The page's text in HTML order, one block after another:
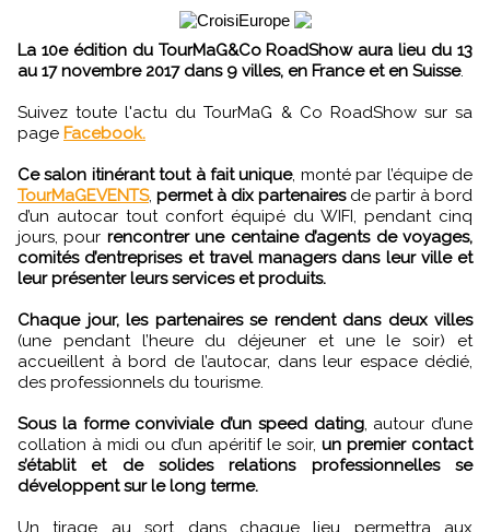
La 10e édition du TourMaG&Co RoadShow aura lieu du 13
au 17 novembre 2017 dans 9 villes, en France et en Suisse.
Suivez toute l'actu du TourMaG & Co RoadShow sur sa
page Facebook.
Ce salon itinérant tout à fait unique, monté par l’équipe de
TourMaGEVENTS, permet à dix partenairesde partir à bord
d’un autocar tout confort équipé du WIFI, pendant cinq
jours, pour rencontrer une centaine d’agents de voyages,
comités d’entreprises et travel managers dans leur ville et
leur présenter leurs services et produits.
Chaque jour, les partenaires se rendent dans deux villes
(une pendant l’heure du déjeuner et une le soir) et
accueillent à bord de l’autocar, dans leur espace dédié,
des professionnels du tourisme.
Sous la forme conviviale d’un speed dating, autour d’une
collation à midi ou d’un apéritif le soir, un premier contact
s’établit et de solides relations professionnelles se
développent sur le long terme.
Un tirage au sort dans chaque lieu permettra aux